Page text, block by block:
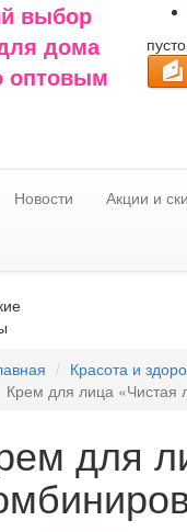
выбор
дома
оптовым
пусто
Новости Акции и
Красота и
Крем для лица
для